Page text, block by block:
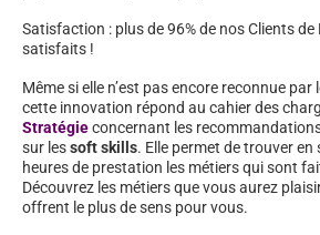
Satisfaction : plus de 96% de nos Clients
satisfaits !
Même si elle n’est pas encore reconnue par
cette innovation répond au cahier des
Stratégieconcernant les
sur lessoft skills. Elle permet de trouver
heures de prestation les métiers qui sont
Découvrez les métiers que vous aurez
offrent le plus de sens pour vous.